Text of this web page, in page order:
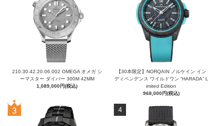
210.30.42.20.06.002 OMEGA オメガ シ
ーマスター ダイバー 300M 42MM
1,089,000円(税込)
【30本限定】NORQAIN ノルケイン イン
ディペンデンス ワイルドワン “HARADA” L
imited Edition
968,000円(税込)
4